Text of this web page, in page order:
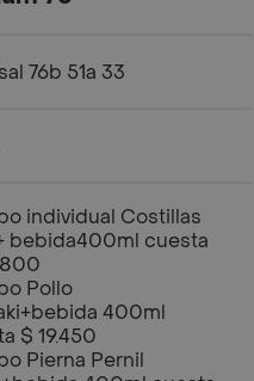
76b 51a 33
individual Costillas
bebida400ml cuesta
Pollo
400ml
$ 19.450
Pierna Pernil